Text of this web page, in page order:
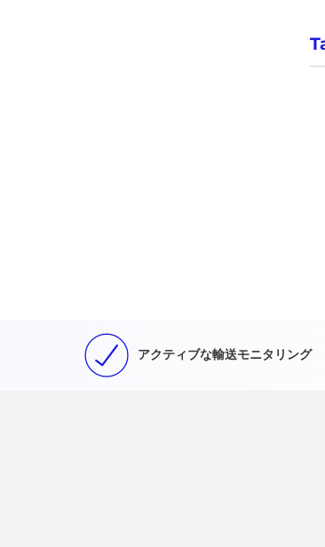
アクティブな輸送モニタリング